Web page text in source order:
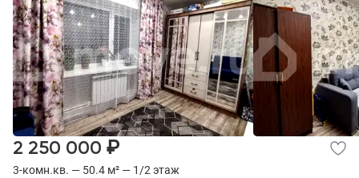
3-комн.кв. — 50.4 м² — 1/2 этаж
2 250 000 ₽